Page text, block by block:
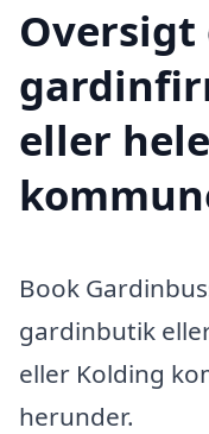
Oversigt
eller
Book
gardinbutik
eller Kolding
herunder.